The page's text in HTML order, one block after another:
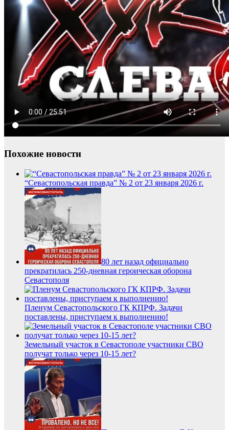
Похожие новости
“Севастопольская правда” № 2 от 23 января 2026 г.
80 лет назад официально
прекратилась 250-дневная героическая оборона
Севастополя
Пленум Севастопольского ГК КПРФ. Задачи
поставлены, приступаем к выполнению!
Земельный участок в Севастополе участники СВО
получат только через 10-15 лет?